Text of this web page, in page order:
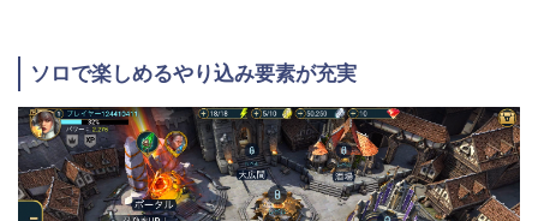
ソロで楽しめるやり込み要素が充実